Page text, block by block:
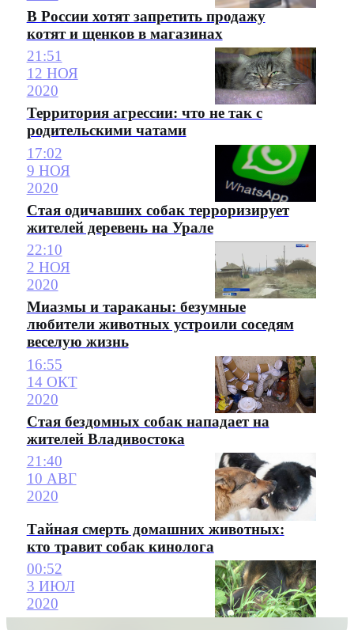
В России хотят запретить продажу
котят и щенков в магазинах
21:51
12 НОЯ
2020
Территория агрессии: что не так с
родительскими чатами
17:02
9 НОЯ
2020
Стая одичавших собак терроризирует
жителей деревень на Урале
22:10
2 НОЯ
2020
Миазмы и тараканы: безумные
любители животных устроили соседям
веселую жизнь
16:55
14 ОКТ
2020
Стая бездомных собак нападает на
жителей Владивостока
21:40
10 АВГ
2020
Тайная смерть домашних животных:
кто травит собак кинолога
00:52
3 ИЮЛ
2020